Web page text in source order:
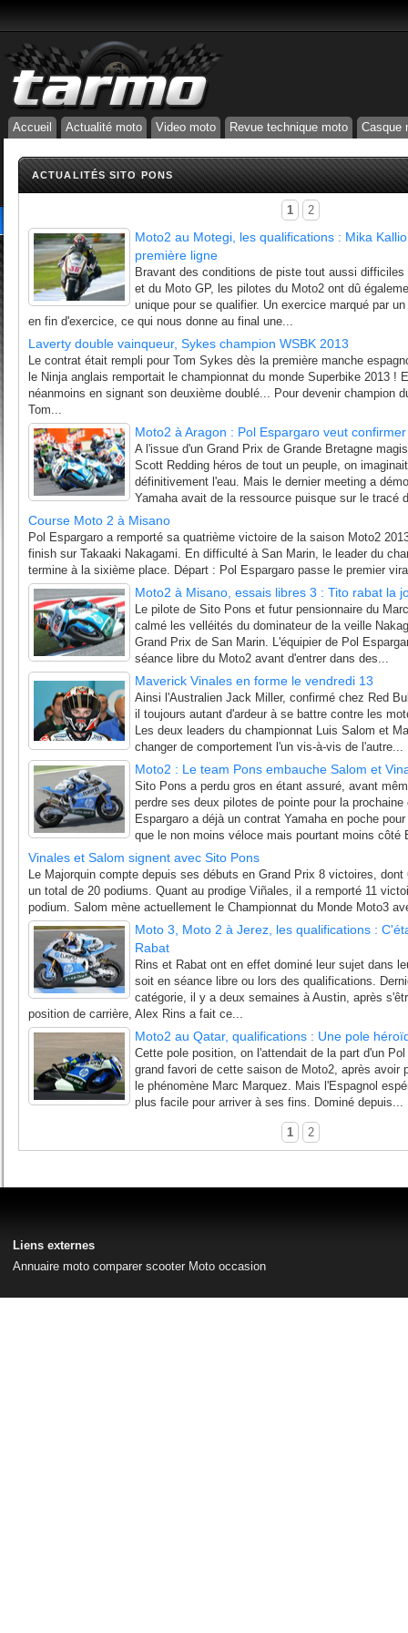
Accueil Actualité moto Video moto Revue technique moto Casque
ACTUALITÉS SITO PONS
1 2
Moto2 au Motegi, les qualifications : Mika
première ligne
Bravant des conditions de piste tout aussi
et du Moto GP, les pilotes du Moto2 ont dû
unique pour se qualifier. Un exercice marqué par
en fin d'exercice, ce qui nous donne au final une...
Laverty double vainqueur, Sykes champion WSBK 2013
Le contrat était rempli pour Tom Sykes dès la première manche
le Ninja anglais remportait le championnat du monde Superbike 2013 !
néanmoins en signant son deuxième doublé... Pour devenir champion
Tom...
Moto2 à Aragon : Pol Espargaro veut
A l'issue d'un Grand Prix de Grande Bretagne
Scott Redding héros de tout un peuple, on
définitivement l'eau. Mais le dernier meeting a
Yamaha avait de la ressource puisque sur le tracé
Course Moto 2 à Misano
Pol Espargaro a remporté sa quatrième victoire de la saison Moto2
finish sur Takaaki Nakagami. En difficulté à San Marin, le leader du
termine à la sixième place. Départ : Pol Espargaro passe le premier
Moto2 à Misano, essais libres 3 : Tito rabat la
Le pilote de Sito Pons et futur pensionnaire du
calmé les velléités du dominateur de la veille
Grand Prix de San Marin. L'équipier de Pol
séance libre du Moto2 avant d'entrer dans des...
Maverick Vinales en forme le vendredi 13
Ainsi l'Australien Jack Miller, confirmé chez Red
il toujours autant d'ardeur à se battre contre les
Les deux leaders du championnat Luis Salom et
changer de comportement l'un vis-à-vis de l'autre...
Moto2 : Le team Pons embauche Salom et
Sito Pons a perdu gros en étant assuré, avant
perdre ses deux pilotes de pointe pour la
Espargaro a déjà un contrat Yamaha en poche
que le non moins véloce mais pourtant moins côté
Vinales et Salom signent avec Sito Pons
Le Majorquin compte depuis ses débuts en Grand Prix 8 victoires,
un total de 20 podiums. Quant au prodige Viñales, il a remporté 11
podium. Salom mène actuellement le Championnat du Monde Moto3
Moto 3, Moto 2 à Jerez, les qualifications :
Rabat
Rins et Rabat ont en effet dominé leur sujet dans
soit en séance libre ou lors des qualifications.
catégorie, il y a deux semaines à Austin, après
position de carrière, Alex Rins a fait ce...
Moto2 au Qatar, qualifications : Une pole
Cette pole position, on l'attendait de la part d'un
grand favori de cette saison de Moto2, après avoir
le phénomène Marc Marquez. Mais l'Espagnol
plus facile pour arriver à ses fins. Dominé depuis...
1 2
Liens externes
Annuaire moto comparer scooter Moto occasion